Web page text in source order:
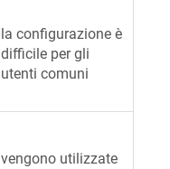
la configurazione è
difficile per gli
utenti comuni
vengono utilizzate